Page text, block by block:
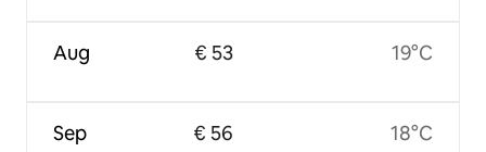
Aug
Sep
€ 53
€ 56
19°C
18°C